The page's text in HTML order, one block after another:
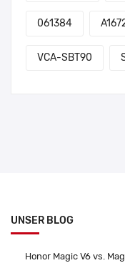
061384
VCA-SBT90
UNSER BLOG
Honor Magic V6 vs.